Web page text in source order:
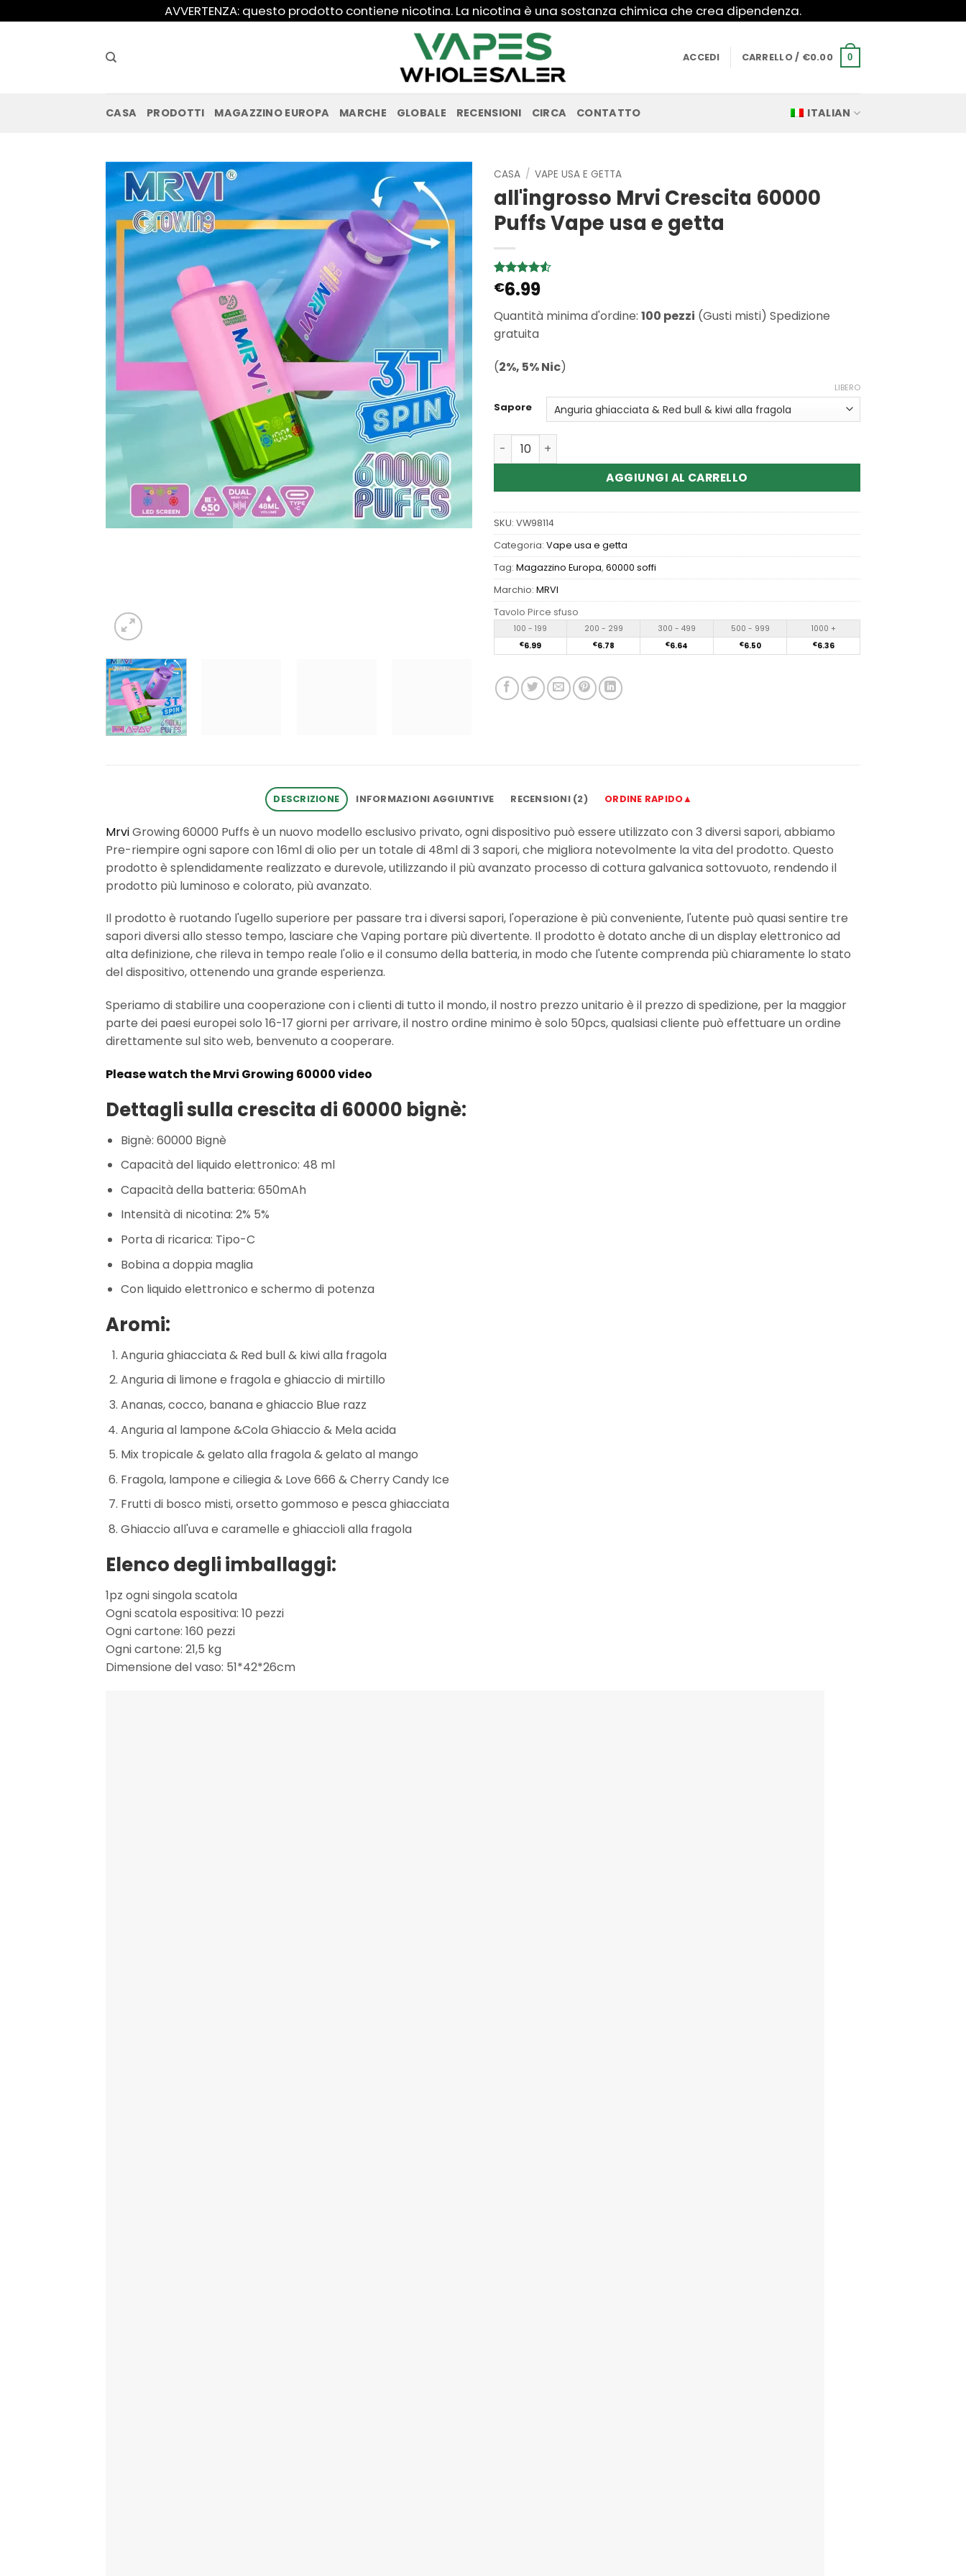
ai
AVVERTENZA: questo prodotto contiene nicotina. La nicotina è una sostanza chimica che crea dipendenza.
ACCEDI CARRELLO / €0.00 0
CASA PRODOTTI MAGAZZINO EUROPA MARCHE GLOBALE RECENSIONI CIRCA CONTATTO ITALIAN
CASA / VAPE USA E GETTA
all'ingrosso Mrvi Crescita 60000
Puffs Vape usa e getta
Valutato
4.5su 5
2
recensioni
€6.99
Quantità minima d'ordine: 100 pezzi (Gusti misti) Spedizione
gratuita
(2%, 5% Nic)
Sapore
LIBERO
Quantità Wholesale Mrvi Growing 60000 Puffs Disposable Vape
AGGIUNGI AL CARRELLO
SKU: VW98114
Categoria: Vape usa e getta
Tag: Magazzino Europa, 60000 soffi
Marchio: MRVI
Tavolo Pirce sfuso
100 - 199 200 - 299 300 - 499 500 - 999 1000 +
€6.99 €6.78 €6.64 €6.50 €6.36
DESCRIZIONE INFORMAZIONI AGGIUNTIVE RECENSIONI (2) ORDINE RAPIDO▲
MrviGrowing 60000 Puffs è un nuovo modello esclusivo privato, ogni dispositivo può essere utilizzato con 3 diversi sapori, abbiamo
Pre-riempire ogni sapore con 16ml di olio per un totale di 48ml di 3 sapori, che migliora notevolmente la vita del prodotto. Questo
prodotto è splendidamente realizzato e durevole, utilizzando il più avanzato processo di cottura galvanica sottovuoto, rendendo il
prodotto più luminoso e colorato, più avanzato.
Il prodotto è ruotando l'ugello superiore per passare tra i diversi sapori, l'operazione è più conveniente, l'utente può quasi sentire tre
sapori diversi allo stesso tempo, lasciare che Vaping portare più divertente. Il prodotto è dotato anche di un display elettronico ad
alta definizione, che rileva in tempo reale l'olio e il consumo della batteria, in modo che l'utente comprenda più chiaramente lo stato
del dispositivo, ottenendo una grande esperienza.
Speriamo di stabilire una cooperazione con i clienti di tutto il mondo, il nostro prezzo unitario è il prezzo di spedizione, per la maggior
parte dei paesi europei solo 16-17 giorni per arrivare, il nostro ordine minimo è solo 50pcs, qualsiasi cliente può effettuare un ordine
direttamente sul sito web, benvenuto a cooperare.
Please watch the Mrvi Growing 60000 video
Dettagli sulla crescita di 60000 bignè:
Bignè: 60000 Bignè
Capacità del liquido elettronico: 48 ml
Capacità della batteria: 650mAh
Intensità di nicotina: 2% 5%
Porta di ricarica: Tipo-C
Bobina a doppia maglia
Con liquido elettronico e schermo di potenza
Aromi:
Anguria ghiacciata & Red bull & kiwi alla fragola
Anguria di limone e fragola e ghiaccio di mirtillo
Ananas, cocco, banana e ghiaccio Blue razz
Anguria al lampone &Cola Ghiaccio & Mela acida
Mix tropicale & gelato alla fragola & gelato al mango
Fragola, lampone e ciliegia & Love 666 & Cherry Candy Ice
Frutti di bosco misti, orsetto gommoso e pesca ghiacciata
Ghiaccio all'uva e caramelle e ghiaccioli alla fragola
Elenco degli imballaggi:
1pz ogni singola scatola
Ogni scatola espositiva: 10 pezzi
Ogni cartone: 160 pezzi
Ogni cartone: 21,5 kg
Dimensione del vaso: 51*42*26cm